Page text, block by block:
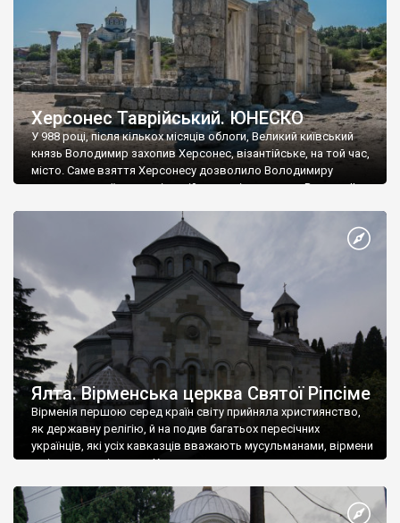
Херсонес Таврійський. ЮНЕСКО
У 988 році, після кількох місяців облоги, Великий київський
князь Володимир захопив Херсонес, візантійське, на той час,
місто. Саме взяття Херсонесу дозволило Володимиру
диктувати свої умови візантійському імператору Василю ІІ, та
Херсонесі Володимир-язичник, став Василем-християнином.
А потім було Хрещення Русі. На честь Херсонесу Таврійського
Ялта. Вірменська церква Святої Ріпсіме
Вірменія першою серед країн світу прийняла християнство,
як державну релігію, й на подив багатьох пересічних
українців, які усіх кавказців вважають мусульманами, вірмени
є відданими вірянами Христа